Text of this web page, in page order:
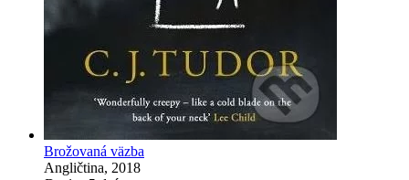
Brožovaná väzba
Angličtina, 2018